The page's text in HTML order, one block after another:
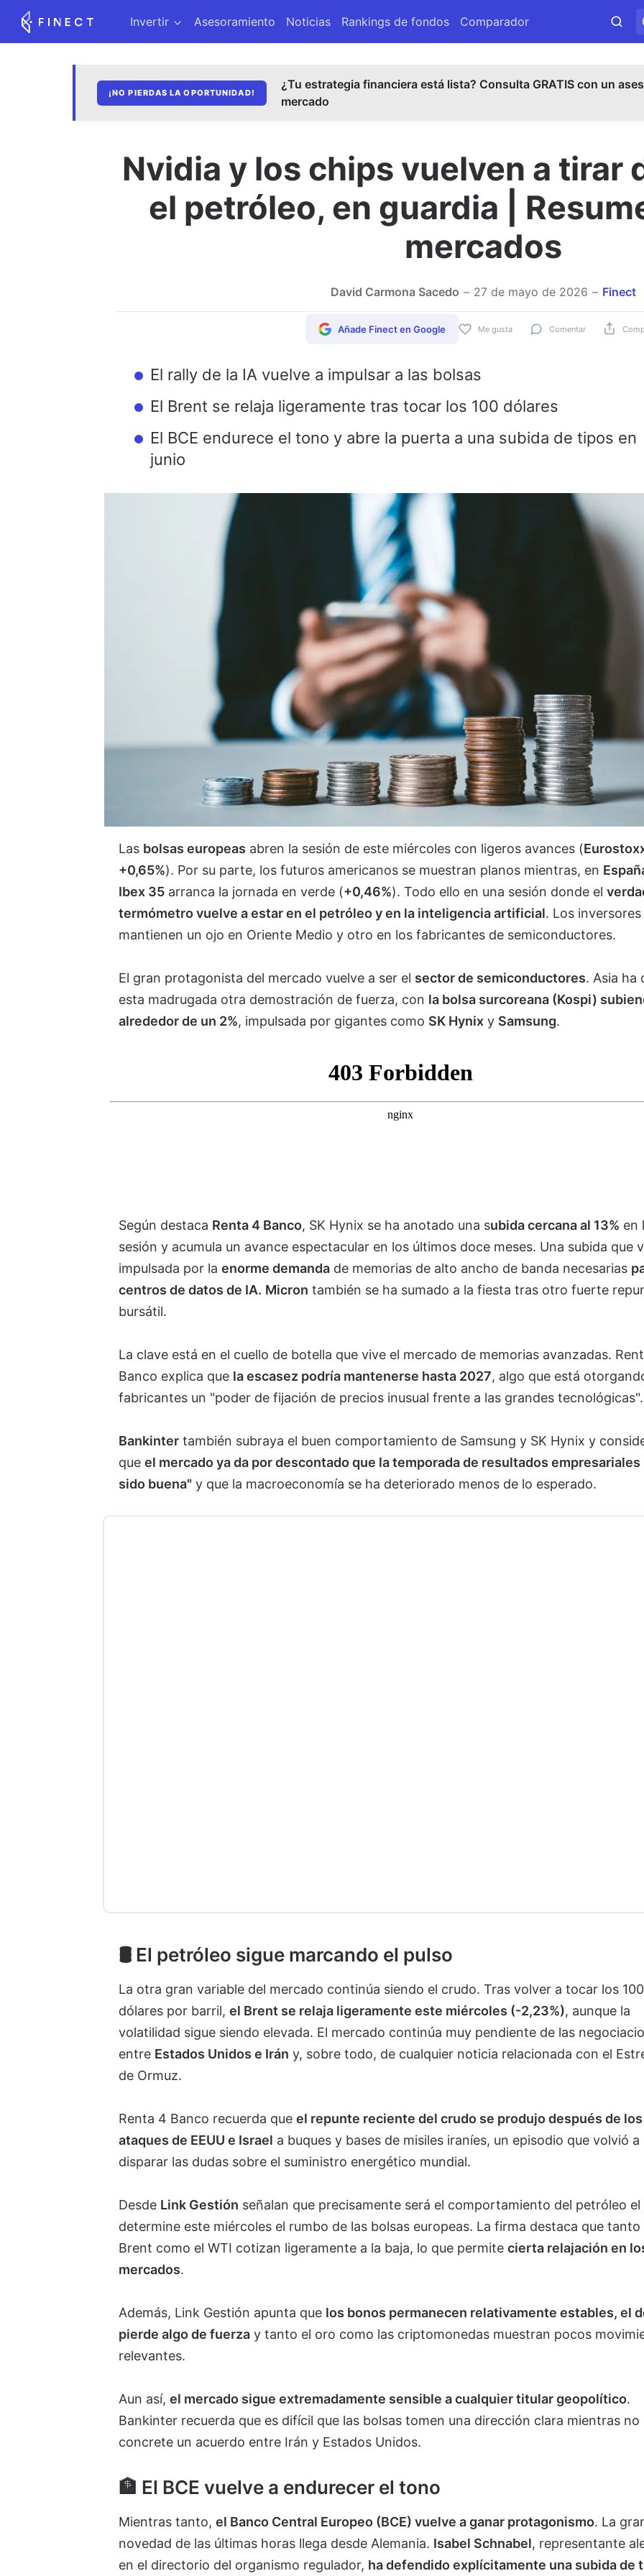
Invertir Asesoramiento Noticias Rankings de fondos Comparador
¡NO PIERDAS LA OPORTUNIDAD!
¿Tu estrategia financiera está lista? Consulta GRATIS con un
mercado
Nvidia y los chips vuelven a tirar
el petróleo, en guardia |
mercados
David Carmona Sacedo 27 de mayo de 2026 Finect
Me gusta Comentar
Añade Finect en Google
El rally de la IA vuelve a impulsar a las bolsas
El Brent se relaja ligeramente tras tocar los 100 dólares
El BCE endurece el tono y abre la puerta a una subida de tipos en
junio
Las bolsas europeas abren la sesión de este miércoles con ligeros avances (
+0,65%). Por su parte, los futuros americanos se muestran planos mientras, en
Ibex 35arranca la jornada en verde (+0,46%). Todo ello en una sesión donde el
termómetro vuelve a estar en el petróleo y en la inteligencia artificial. Los inversores
mantienen un ojo en Oriente Medio y otro en los fabricantes de semiconductores.
El gran protagonista del mercado vuelve a ser el sector de semiconductores. Asia ha
esta madrugada otra demostración de fuerza, con la bolsa surcoreana (Kospi)
alrededor de un 2%, impulsada por gigantes como SK Hynixy Samsung.
Según destaca Renta 4 Banco, SK Hynix se ha anotado una subida cercana al 13% en
sesión y acumula un avance espectacular en los últimos doce meses. Una subida que
impulsada por la enorme demandade memorias de alto ancho de banda necesarias
centros de datos de IA. Micron también se ha sumado a la fiesta tras otro fuerte
bursátil.
La clave está en el cuello de botella que vive el mercado de memorias avanzadas.
Banco explica que la escasez podría mantenerse hasta 2027, algo que está
fabricantes un "poder de fijación de precios inusual frente a las grandes tecnológicas".
Bankintertambién subraya el buen comportamiento de Samsung y SK Hynix y
que el mercado ya da por descontado que la temporada de resultados empresariales
sido buena" y que la macroeconomía se ha deteriorado menos de lo esperado.
🛢️ El petróleo sigue marcando el pulso
La otra gran variable del mercado continúa siendo el crudo. Tras volver a tocar los 100
dólares por barril, el Brent se relaja ligeramente este miércoles (-2,23%), aunque la
volatilidad sigue siendo elevada. El mercado continúa muy pendiente de las
entre Estados Unidos e Irán y, sobre todo, de cualquier noticia relacionada con el
de Ormuz.
Renta 4 Banco recuerda que el repunte reciente del crudo se produjo después de los
ataques de EEUU e Israel a buques y bases de misiles iraníes, un episodio que volvió a
disparar las dudas sobre el suministro energético mundial.
Desde Link Gestión señalan que precisamente será el comportamiento del petróleo el
determine este miércoles el rumbo de las bolsas europeas. La firma destaca que tanto
Brent como el WTI cotizan ligeramente a la baja, lo que permite cierta relajación en
mercados.
Además, Link Gestión apunta que los bonos permanecen relativamente estables, el
pierde algo de fuerzay tanto el oro como las criptomonedas muestran pocos
relevantes.
Aun así, el mercado sigue extremadamente sensible a cualquier titular geopolítico.
Bankinter recuerda que es difícil que las bolsas tomen una dirección clara mientras no
concrete un acuerdo entre Irán y Estados Unidos.
🏦 El BCE vuelve a endurecer el tono
Mientras tanto, el Banco Central Europeo (BCE) vuelve a ganar protagonismo. La
novedad de las últimas horas llega desde Alemania. Isabel Schnabel, representante
en el directorio del organismo regulador, ha defendido explícitamente una subida de